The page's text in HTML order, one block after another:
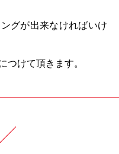
グが出来なければいけ
つけて頂きます。